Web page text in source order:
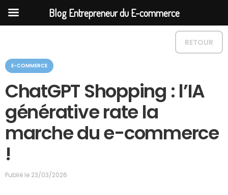
RETOUR
C
a
é
o
e
E-COMMERCE
ChatGPT Shopping : l’IA
générative rate la
marche du e-commerce
!
Publié le 23/03/2026
Blog Entrepreneur du E-commerce